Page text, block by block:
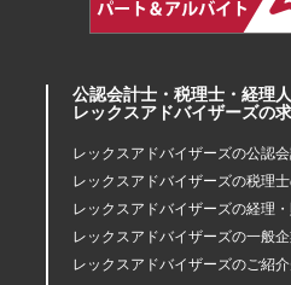
公認会計士・税理士・経理
レックスアドバイザーズの
レックスアドバイザーズの公認
レックスアドバイザーズの税理
レックスアドバイザーズの経理
レックスアドバイザーズの一般
レックスアドバイザーズのご紹